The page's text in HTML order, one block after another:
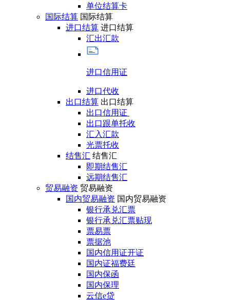
单位结算卡
国际结算 国际结算
进口结算 进口结算
汇出汇款
进口信用证
进口代收
出口结算 出口结算
出口信用证
出口跟单托收
汇入汇款
光票托收
结售汇 结售汇
即期结售汇
远期结售汇
贸易融资 贸易融资
国内贸易融资 国内贸易融资
银行承兑汇票
银行承兑汇票贴现
票易票
票据池
国内信用证开证
国内证福费廷
国内保函
国内保理
云信e贷